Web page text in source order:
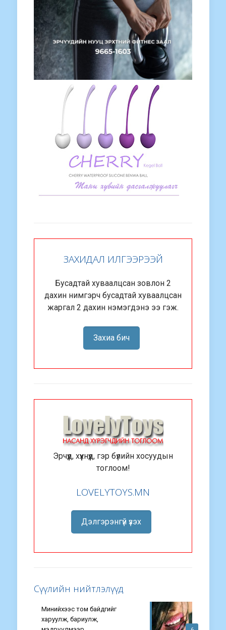
ЗАХИДАЛ ИЛГЭЭРЭЭЙ
Бусадтай хуваалцсан зовлон 2
дахин нимгэрч бусадтай хуваалцсан
жаргал 2 дахин нэмэгдэнэ ээ гэж.
Захиа бич
Эрчүүд, хүүхнүүд, гэр бүлийн хосуудын
тоглоом!
LOVELYTOYS.MN
Дэлгэрэнгүй үзэх
Сүүлийн нийтлэлүүд
Минийхээс том байдгийг
харуулж, бариулж,